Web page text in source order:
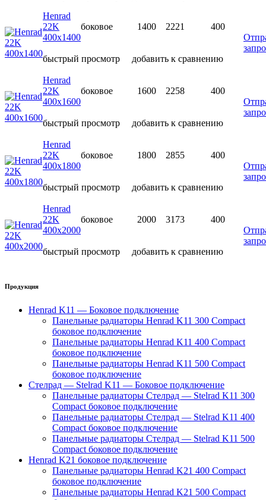
Henrad
22K
400х1400
боковое 1400 2221
400
быстрый просмотр
добавить к сравнению
Henrad
22K
400х1600
боковое 1600 2258
400
быстрый просмотр
добавить к сравнению
Henrad
22K
400х1800
боковое 1800 2855
400
быстрый просмотр
добавить к сравнению
Henrad
22K
400х2000
боковое 2000 3173
400
быстрый просмотр
добавить к сравнению
Продукция
Henrad K11 — Боковое подключение
Панельные радиаторы Henrad K11 300 Compact
боковое подключение
Панельные радиаторы Henrad K11 400 Compact
боковое подключение
Панельные радиаторы Henrad K11 500 Compact
боковое подключение
Стелрад — Stelrad K11 — Боковое подключение
Панельные радиаторы Стелрад — Stelrad K11 300
Compact боковое подключение
Панельные радиаторы Стелрад — Stelrad K11 400
Compact боковое подключение
Панельные радиаторы Стелрад — Stelrad K11 500
Compact боковое подключение
Henrad K21 боковое подключение
Панельные радиаторы Henrad K21 400 Compact
боковое подключение
Панельные радиаторы Henrad K21 500 Compact